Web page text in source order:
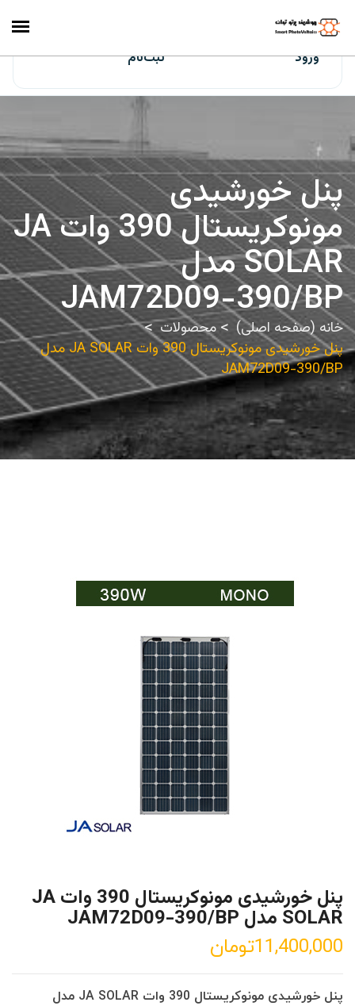
ایران‌سولار
ورود ثبت‌نام
پنل خورشیدی
مونوکریستال 390 وات JA
SOLAR مدل
JAM72D09-390/BP
خانه (صفحه اصلی)
محصولات
پنل خورشیدی مونوکریستال 390 وات JA SOLAR مدل
JAM72D09-390/BP
پنل خورشیدی مونوکریستال 390 وات JA
SOLAR مدل JAM72D09-390/BP
11,400,000تومان
پنل خورشیدی مونوکریستال 390 وات JA SOLAR مدل